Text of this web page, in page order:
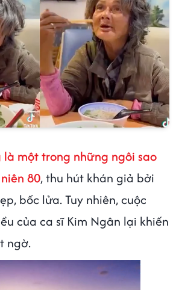
một trong những ngôi sao
80, thu hút khán giả bởi
bốc lửa. Tuy nhiên, cuộc
của ca sĩ Kim Ngân lại khiến
ngờ.